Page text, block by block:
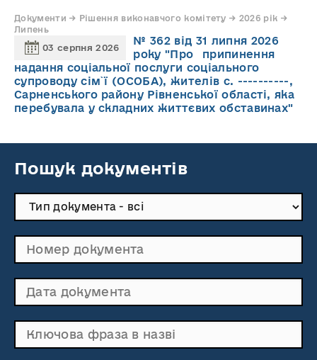
Документи → Рішення виконавчого комітету → 2026 рік →
Липень
03 серпня 2026
№ 362 від 31 липня 2026
року "Про припинення
надання соціальної послуги соціального
супроводу cім`ї (ОСОБА), жителів с. ----------,
Сарненського району Рівненської області, яка
перебувала у складних життєвих обставинах"
Пошук документів